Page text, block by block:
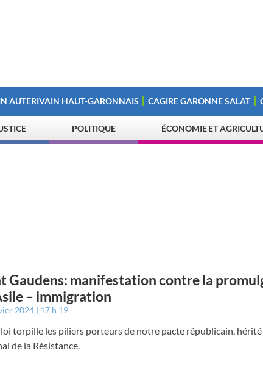
AUTERIVAIN HAUT-GARONNAIS CAGIRE GARONNE SALAT
POLITIQUE ÉCONOMIE ET
Gaudens: manifestation contre la
– immigration
2024 17 h 19
torpille les piliers porteurs de notre pacte républicain, hérité
de la Résistance.